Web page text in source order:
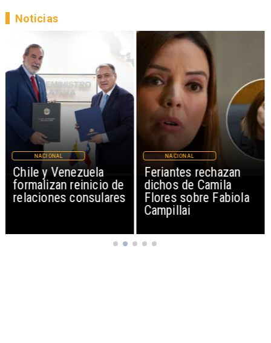
Feriantes rechazan
dichos de Camila
Flores sobre Fabiola
NACIONAL
Proyecto propone
sumar feriado el 17
de septiembre para
Fiestas Patrias
NACIONAL
Noticias